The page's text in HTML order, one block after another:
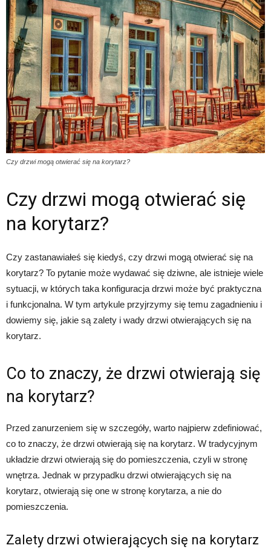
Czy drzwi mogą otwierać się na korytarz?
Czy drzwi mogą otwierać się
na korytarz?
Czy zastanawiałeś się kiedyś, czy drzwi mogą otwierać się na
korytarz? To pytanie może wydawać się dziwne, ale istnieje wiele
sytuacji, w których taka konfiguracja drzwi może być praktyczna
i funkcjonalna. W tym artykule przyjrzymy się temu zagadnieniu i
dowiemy się, jakie są zalety i wady drzwi otwierających się na
korytarz.
Co to znaczy, że drzwi otwierają się
na korytarz?
Przed zanurzeniem się w szczegóły, warto najpierw zdefiniować,
co to znaczy, że drzwi otwierają się na korytarz. W tradycyjnym
układzie drzwi otwierają się do pomieszczenia, czyli w stronę
wnętrza. Jednak w przypadku drzwi otwierających się na
korytarz, otwierają się one w stronę korytarza, a nie do
pomieszczenia.
Zalety drzwi otwierających się na korytarz